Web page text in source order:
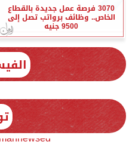
3070 فرصة عمل جديدة بالقطاع
الخاص.. وظائف برواتب تصل إلى
9500 جنيه